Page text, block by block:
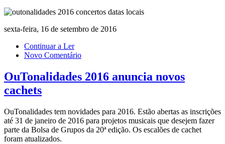
sexta-feira, 16 de setembro de 2016
Continuar a Ler
Novo Comentário
OuTonalidades 2016 anuncia novos
cachets
OuTonalidades tem novidades para 2016. Estão abertas as inscrições
até 31 de janeiro de 2016 para projetos musicais que desejem fazer
parte da Bolsa de Grupos da 20ª edição. Os escalões de cachet
foram atualizados.